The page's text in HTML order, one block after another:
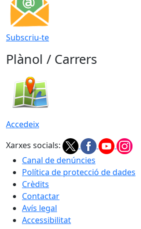
Subscriu-te
Plànol / Carrers
Accedeix
Xarxes socials:
Canal de denúncies
Política de protecció de dades
Crèdits
Contactar
Avís legal
Accessibilitat